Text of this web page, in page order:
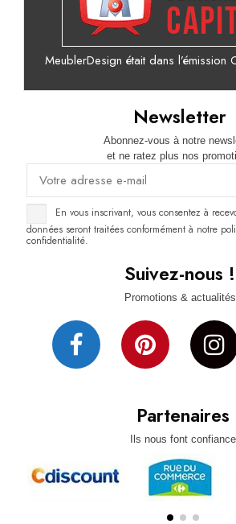
MeublerDesign était dans l’émission
Partenaires
Ils nous font confiance
Suivez-nous !
Promotions & actualités
Newsletter
Abonnez-vous à notre
et ne ratez plus nos
En vous inscrivant, vous consentez à
données seront traitées conformément à notre
confidentialité.